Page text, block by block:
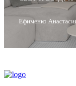
Ефименко